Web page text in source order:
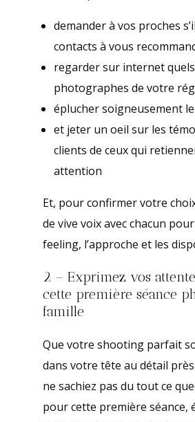
demander à vos proches
contacts à vous
regarder sur internet
photographes de votre
éplucher soigneusement
et jeter un oeil sur les
clients de ceux qui
attention
Et, pour confirmer votre
de vive voix avec chacun
feeling, l’approche et les
2 – Exprimez vos
cette première séance
famille
Que votre shooting parfait
dans votre tête au détail
ne sachiez pas du tout ce
pour cette première séance,